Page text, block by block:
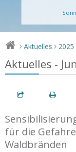
> Aktuelles > 2025
Aktuelles -
für die
Waldbränden